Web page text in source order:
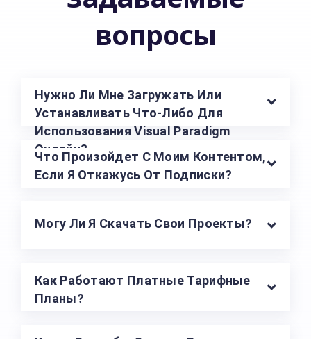
вопросы
Нужно Ли Мне Загружать Или
Устанавливать Что-Либо Для
Использования Visual Paradigm
Онлайн?
Что Произойдет С Моим Контентом,
Если Я Откажусь От Подписки?
Могу Ли Я Скачать Свои Проекты?
Как Работают Платные Тарифные
Планы?